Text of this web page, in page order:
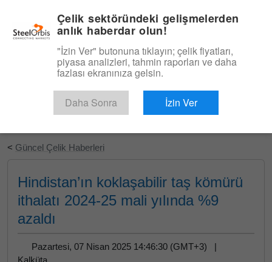
Ücretsiz Deneyin
< Güncel Çelik Haberleri
Hindistan’ın koklaşabilir taş kömürü
ithalatı 2024-25 mali yılında %9
azaldı
Pazartesi, 07 Nisan 2025 14:46:30 (GMT+3) |
Kalküta
Çelik sektöründeki gelişmelerden
anlık haberdar olun!
"İzin Ver" butonuna tıklayın; çelik fiyatları,
piyasa analizleri, tahmin raporları ve daha
fazlası ekranınıza gelsin.
Daha Sonra İzin Ver